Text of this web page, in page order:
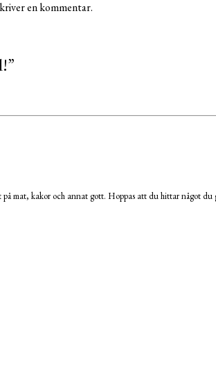
en kommentar.
”
mat, kakor och annat gott. Hoppas att du hittar något du